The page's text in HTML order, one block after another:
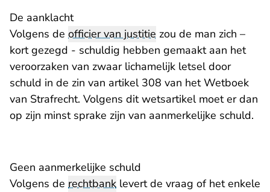
De aanklacht
Volgens de officier van justitie zou de man zich –
kort gezegd - schuldig hebben gemaakt aan het
veroorzaken van zwaar lichamelijk letsel door
schuld in de zin van artikel 308 van het Wetboek
van Strafrecht. Volgens dit wetsartikel moet er dan
op zijn minst sprake zijn van aanmerkelijke schuld.
Geen aanmerkelijke schuld
Volgens de rechtbank levert de vraag of het enkele